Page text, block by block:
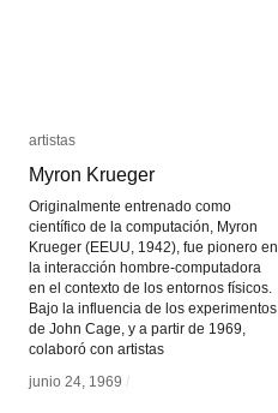
artistas
Myron Krueger
Originalmente entrenado como
científico de la computación, Myron
Krueger (EEUU, 1942), fue pionero en
la interacción hombre-computadora
en el contexto de los entornos físicos.
Bajo la influencia de los experimentos
de John Cage, y a partir de 1969,
colaboró con artistas
junio 24, 1969 /
artistas
Myron Krueger
junio 24, 1969 /